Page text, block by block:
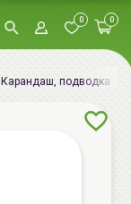
0 0
Карандаш, подводка